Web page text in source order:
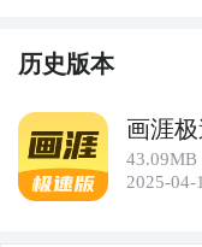
历史版本
画涯
43.09MB
2025-04-